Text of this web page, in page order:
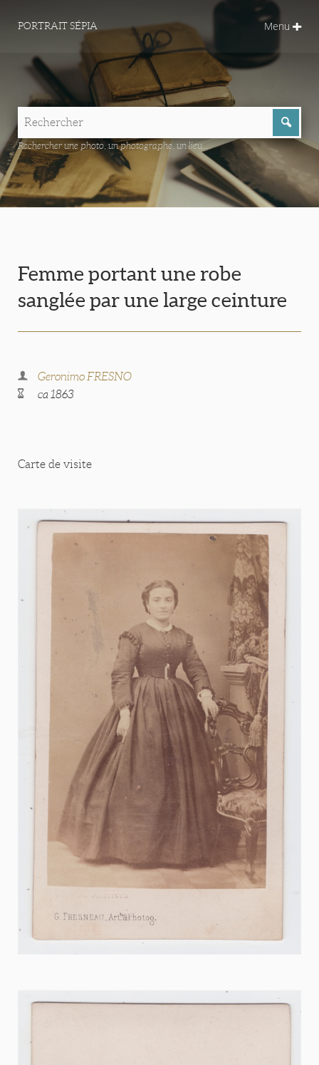
PORTRAIT SÉPIA Menu
Rechercher une photo, un photographe, un lieu...
Femme portant une robe
sanglée par une large ceinture
Geronimo FRESNO
ca 1863
Carte de visite